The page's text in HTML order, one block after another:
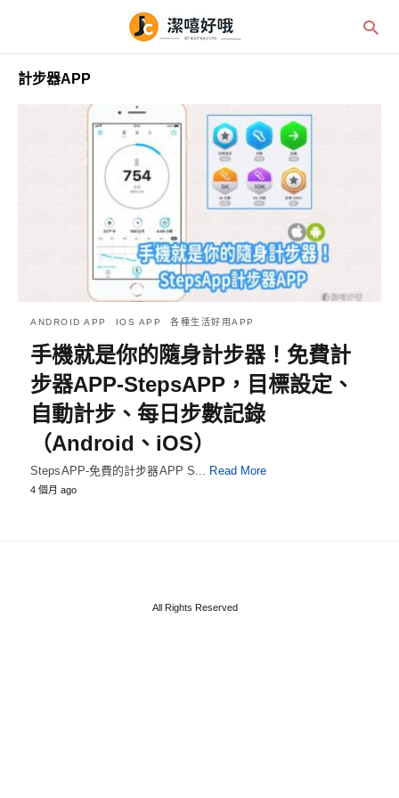
計步器APP
ANDROID APP IOS APP 各種生活好用APP
手機就是你的隨身計步器！免費計
步器APP-StepsAPP，目標設定、
自動計步、每日步數記錄
（Android、iOS）
StepsAPP-免費的計步器APP S... Read More
4 個月 ago
All Rights Reserved